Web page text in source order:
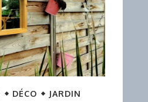
DÉCO JARDIN